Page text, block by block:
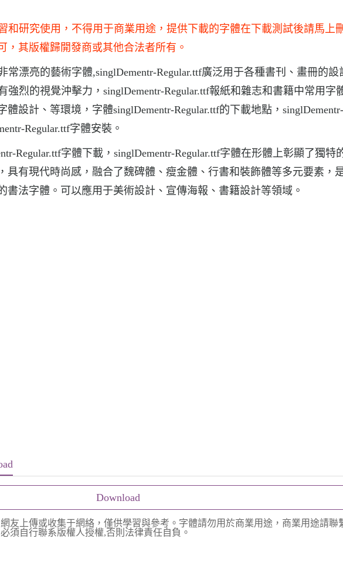
和研究使用，不得用于商業用途，提供下載的字體在下載測試後請馬上
，其版權歸開發商或其他合法者所有。
常漂亮的藝術字體,singlDementr-Regular.ttf廣泛用于各種書刊、畫冊的設
強烈的視覺沖擊力，singlDementr-Regular.ttf報紙和雜志和書籍中常用字
設計、等環境，字體singlDementr-Regular.ttf的下載地點，singlDementr-
Regular.ttf字體安裝。
Regular.ttf字體下載，singlDementr-Regular.ttf字體在形體上彰顯了獨特
具有現代時尚感，融合了魏碑體、瘦金體、行書和裝飾體等多元要素，
書法字體。可以應用于美術設計、宣傳海報、書籍設計等領域。
Download
友上傳或收集于網絡，僅供學習與參考。字體請勿用於商業用途，商業用途請聯
須自行聯系版權人授權,否則法律責任自負。